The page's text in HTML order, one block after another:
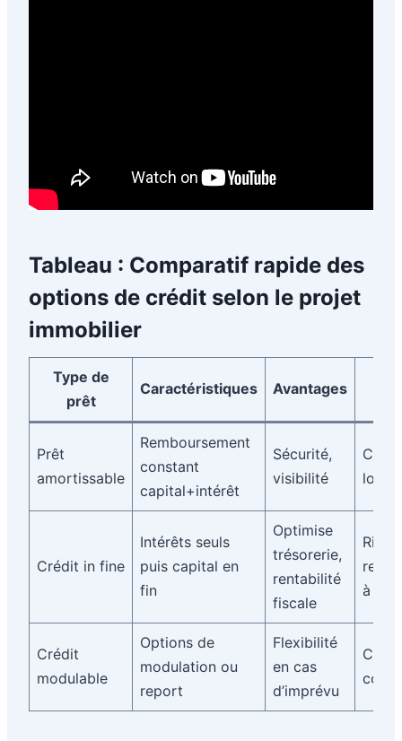
Tableau : Comparatif rapide des
options de crédit selon le projet
immobilier
Type de
prêt
Caractéristiques Avantages
Prêt
amortissable
Remboursement
constant
capital+intérêt
Sécurité,
visibilité
Crédit in fine
Intérêts seuls
puis capital en
fin
Optimise
trésorerie,
rentabilité
fiscale
à
Crédit
modulable
Options de
modulation ou
report
Flexibilité
en cas
d’imprévu
coût